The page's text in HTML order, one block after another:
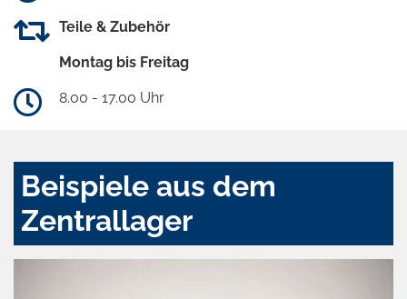
Teile & Zubehör
Montag bis Freitag
8.00 - 17.00 Uhr
Beispiele aus dem
Zentrallager